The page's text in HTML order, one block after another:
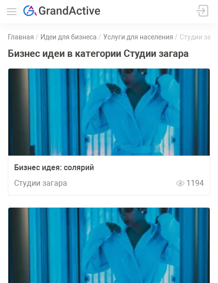
Главная Идеи для бизнеса Услуги для населения Студии
Бизнес идеи в категории Студии загара
Бизнес идея: солярий
Студии загара
1194